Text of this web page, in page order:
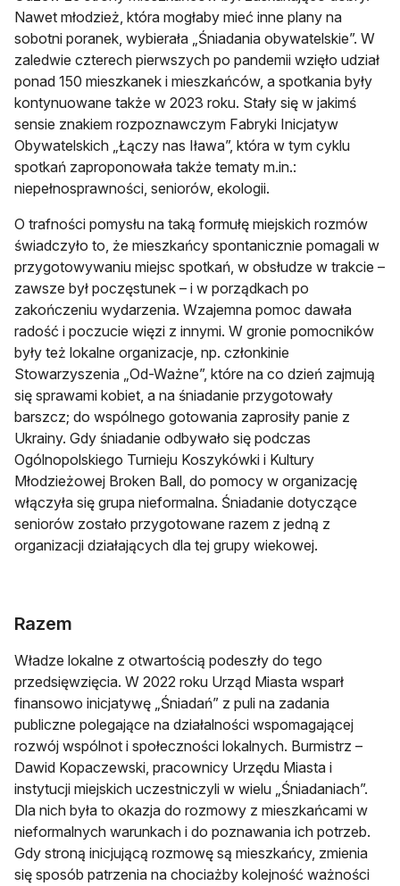
Nawet młodzież, która mogłaby mieć inne plany na
sobotni poranek, wybierała „Śniadania obywatelskie”. W
zaledwie czterech pierwszych po pandemii wzięło udział
ponad 150 mieszkanek i mieszkańców, a spotkania były
kontynuowane także w 2023 roku. Stały się w jakimś
sensie znakiem rozpoznawczym Fabryki Inicjatyw
Obywatelskich „Łączy nas Iława”, która w tym cyklu
spotkań zaproponowała także tematy m.in.:
niepełnosprawności, seniorów, ekologii.
O trafności pomysłu na taką formułę miejskich rozmów
świadczyło to, że mieszkańcy spontanicznie pomagali w
przygotowywaniu miejsc spotkań, w obsłudze w trakcie –
zawsze był poczęstunek – i w porządkach po
zakończeniu wydarzenia. Wzajemna pomoc dawała
radość i poczucie więzi z innymi. W gronie pomocników
były też lokalne organizacje, np. członkinie
Stowarzyszenia „Od-Ważne”, które na co dzień zajmują
się sprawami kobiet, a na śniadanie przygotowały
barszcz; do wspólnego gotowania zaprosiły panie z
Ukrainy. Gdy śniadanie odbywało się podczas
Ogólnopolskiego Turnieju Koszykówki i Kultury
Młodzieżowej Broken Ball, do pomocy w organizację
włączyła się grupa nieformalna. Śniadanie dotyczące
seniorów zostało przygotowane razem z jedną z
organizacji działających dla tej grupy wiekowej.
Razem
Władze lokalne z otwartością podeszły do tego
przedsięwzięcia. W 2022 roku Urząd Miasta wsparł
finansowo inicjatywę „Śniadań” z puli na zadania
publiczne polegające na działalności wspomagającej
rozwój wspólnot i społeczności lokalnych. Burmistrz –
Dawid Kopaczewski, pracownicy Urzędu Miasta i
instytucji miejskich uczestniczyli w wielu „Śniadaniach”.
Dla nich była to okazja do rozmowy z mieszkańcami w
nieformalnych warunkach i do poznawania ich potrzeb.
Gdy stroną inicjującą rozmowę są mieszkańcy, zmienia
się sposób patrzenia na chociażby kolejność ważności